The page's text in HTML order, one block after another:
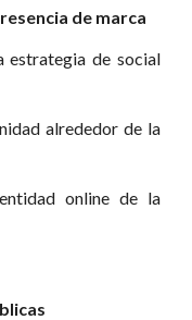
de marca
de social
alrededor de la
online de la